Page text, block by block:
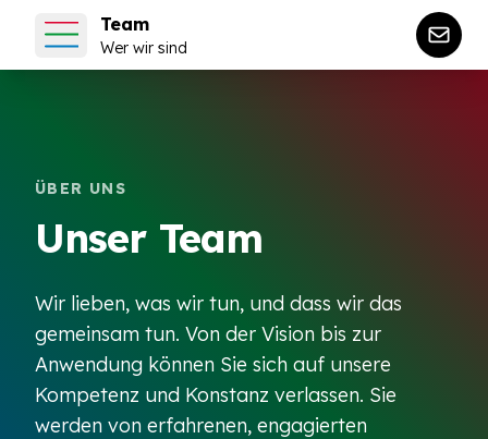
Team
Wer wir sind
ÜBER UNS
Unser Team
Wir lieben, was wir tun, und dass wir das
gemeinsam tun. Von der Vision bis zur
Anwendung können Sie sich auf unsere
Kompetenz und Konstanz verlassen. Sie
werden von erfahrenen, engagierten